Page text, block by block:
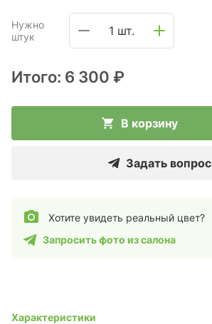
Нужно
штук
1 шт.
Итого: 6 300 ₽
В корзину
Задать вопрос
Хотите увидеть реальный цвет?
Запросить фото из салона
Характеристики